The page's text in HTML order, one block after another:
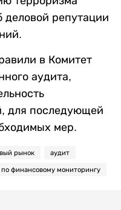
репутации
в Комитет
аудита,
для последующей
мер.
рынок аудит
по финансовому мониторингу